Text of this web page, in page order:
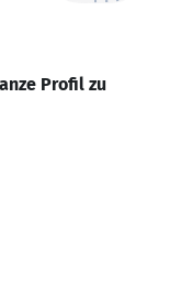
Profil zu